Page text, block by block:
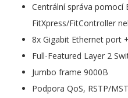
Centrální správa pomocí
FitXpress/FitController
8x Gigabit Ethernet port
Full-Featured Layer 2
Jumbo frame 9000B
Podpora QoS, RSTP/